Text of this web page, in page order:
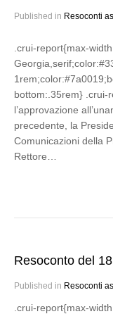
Published in Resoconti
.crui-report{max-
bottom:.35rem} .crui-
l’approvazione
precedente, la
Comunicazioni della
Rettore…
Resoconto del
Published in Resoconti
.crui-report{max-